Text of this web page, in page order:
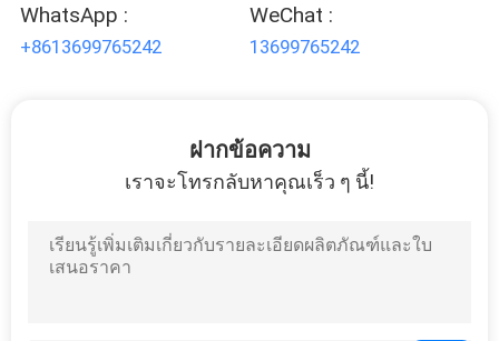
WhatsApp :
+8613699765242
WeChat :
13699765242
ฝากข้อความ
เราจะโทรกลับหาคุณเร็ว ๆ นี้!